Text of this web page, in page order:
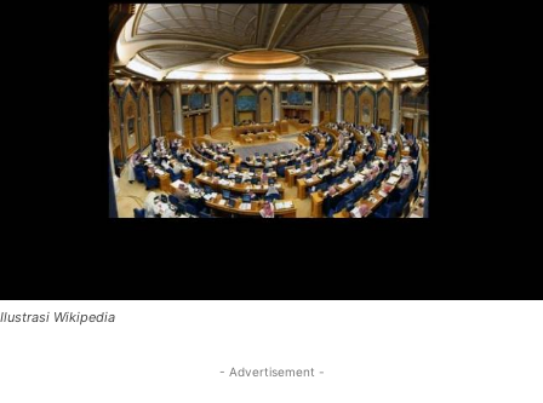
Ilustrasi Wikipedia
- Advertisement -